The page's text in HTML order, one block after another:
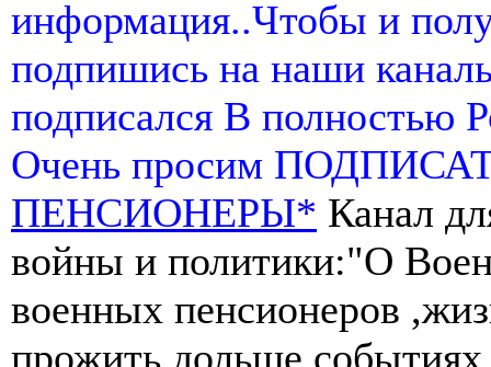
информация..Чтобы и
подпишись на наши
подписался В полностью
Очень просим
ПЕНСИОНЕРЫ* Канал
войны и политики:"О
военных пенсионеров
прожить